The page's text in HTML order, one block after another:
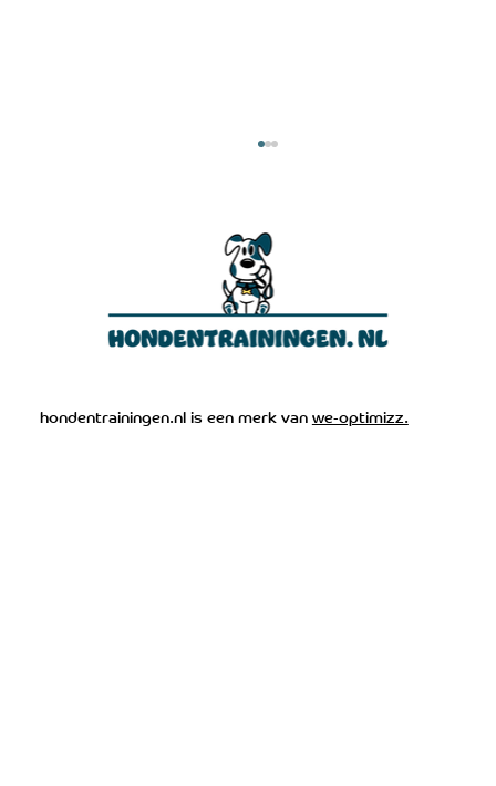
Psychosociale hulphond
hondentrainingen.nl is een merk vanwe-optimizz.